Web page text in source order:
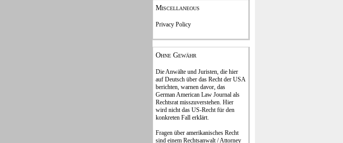
Miscellaneous
Privacy Policy
Ohne Gewähr
Die Anwälte und Juristen, die hier
auf Deutsch über das Recht der USA
be­rich­ten, war­nen davor, das
German Ame­rican Law Journal als
Rechts­rat miss­zu­verstehen. Hier
wird nicht das US-Recht für den
konkreten Fall er­klärt.
Fragen über amerika­ni­sches Recht
sind einem Rechts­an­walt / Attorney